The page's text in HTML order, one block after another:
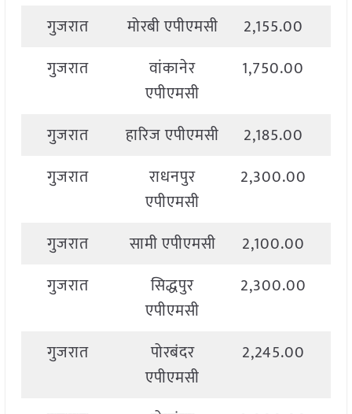
गुजरात
मोरबी एपीएमसी 2,155.00
गुजरात
वांकानेर
एपीएमसी
1,750.00
गुजरात हारिज एपीएमसी 2,185.00
गुजरात
राधनपुर
एपीएमसी
2,300.00
गुजरात सामी एपीएमसी 2,100.00
गुजरात
सिद्धपुर
एपीएमसी
2,300.00
गुजरात
पोरबंदर
एपीएमसी
2,245.00